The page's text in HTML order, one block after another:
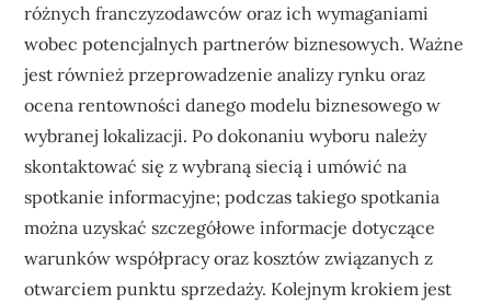
różnych franczyzodawców oraz ich wymaganiami
wobec potencjalnych partnerów biznesowych. Ważne
jest również przeprowadzenie analizy rynku oraz
ocena rentowności danego modelu biznesowego w
wybranej lokalizacji. Po dokonaniu wyboru należy
skontaktować się z wybraną siecią i umówić na
spotkanie informacyjne; podczas takiego spotkania
można uzyskać szczegółowe informacje dotyczące
warunków współpracy oraz kosztów związanych z
otwarciem punktu sprzedaży. Kolejnym krokiem jest